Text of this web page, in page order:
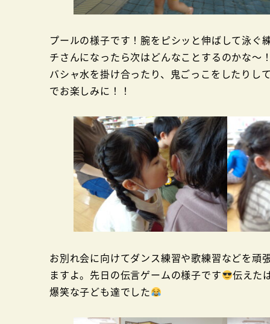
プールの様子です！腕をピシッと伸ばして泳
チさんになったら次はどんなことするのかな～
バシャ水を掛け合ったり、鬼ごっこをしたりし
でお楽しみに！！
お別れ会に向けてダンス練習や歌練習などを頑
ますよ。先日の伝言ゲームの様子です
伝えた
爆笑な子ども達でした